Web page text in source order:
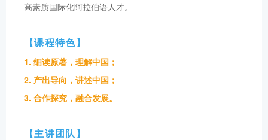
高素质国际化阿拉伯语人才。
【课程特色】
1. 细读原著，理解中国；
2. 产出导向，讲述中国；
3. 合作探究，融合发展。
【主讲团队】